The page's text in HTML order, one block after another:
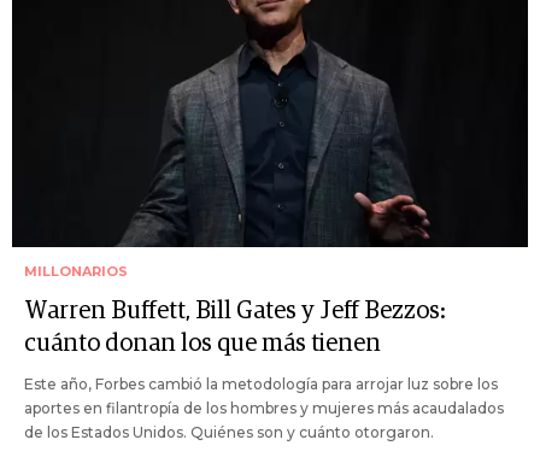
MILLONARIOS
Warren Buffett, Bill Gates y Jeff Bezzos:
cuánto donan los que más tienen
Este año, Forbes cambió la metodología para arrojar luz sobre los
aportes en filantropía de los hombres y mujeres más acaudalados
de los Estados Unidos. Quiénes son y cuánto otorgaron.